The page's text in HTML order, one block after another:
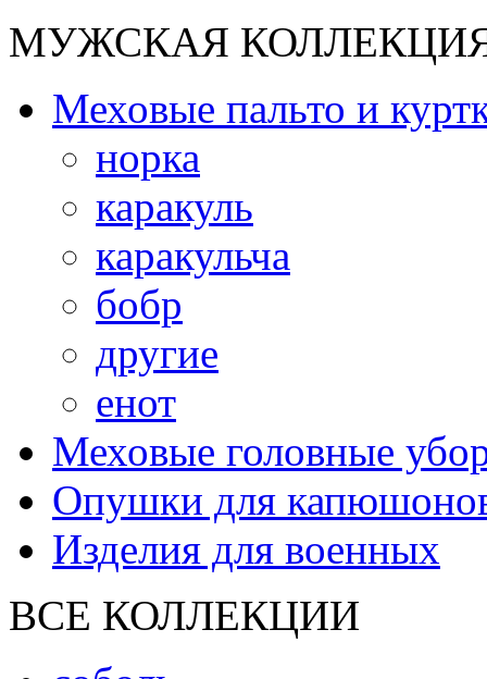
МУЖСКАЯ
Меховые пальто и
норка
каракуль
каракульча
бобр
другие
енот
Меховые головные
Опушки для
Изделия для военных
ВСЕ КОЛЛЕКЦИИ